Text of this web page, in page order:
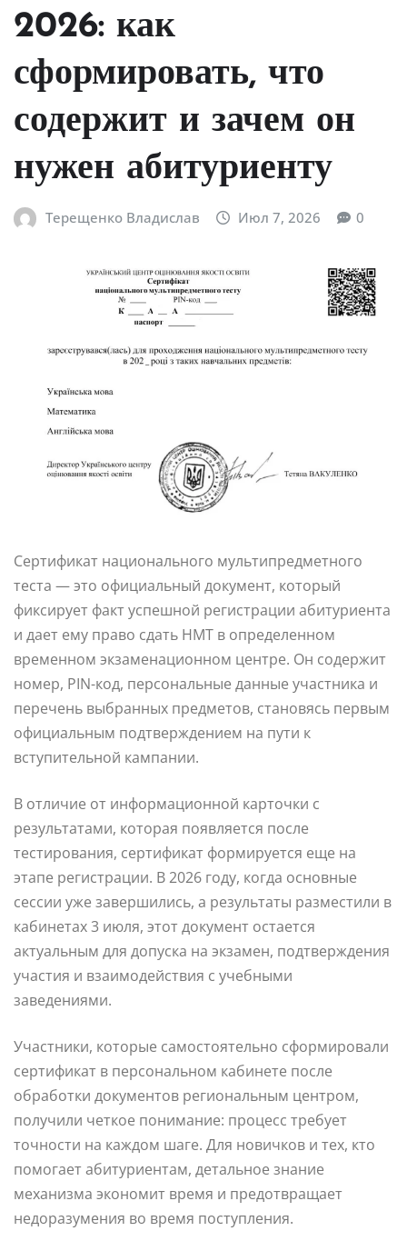
2026: как
сформировать, что
содержит и зачем он
нужен абитуриенту
Терещенко Владислав Июл 7, 2026 0
Сертификат национального мультипредметного
теста — это официальный документ, который
фиксирует факт успешной регистрации абитуриента
и дает ему право сдать НМТ в определенном
временном экзаменационном центре. Он содержит
номер, PIN-код, персональные данные участника и
перечень выбранных предметов, становясь первым
официальным подтверждением на пути к
вступительной кампании.
В отличие от информационной карточки с
результатами, которая появляется после
тестирования, сертификат формируется еще на
этапе регистрации. В 2026 году, когда основные
сессии уже завершились, а результаты разместили в
кабинетах 3 июля, этот документ остается
актуальным для допуска на экзамен, подтверждения
участия и взаимодействия с учебными
заведениями.
Участники, которые самостоятельно сформировали
сертификат в персональном кабинете после
обработки документов региональным центром,
получили четкое понимание: процесс требует
точности на каждом шаге. Для новичков и тех, кто
помогает абитуриентам, детальное знание
механизма экономит время и предотвращает
недоразумения во время поступления.